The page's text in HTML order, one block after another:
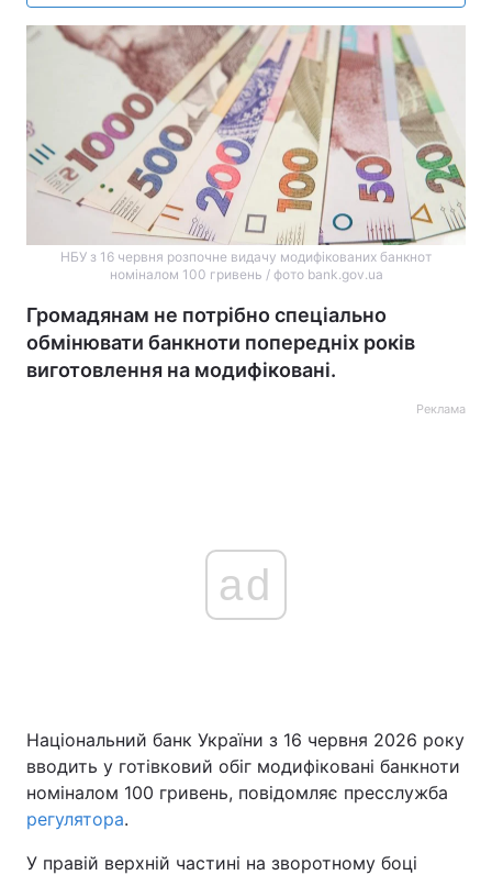
НБУ з 16 червня розпочне видачу модифікованих банкнот
номіналом 100 гривень / фото bank.gov.ua
Громадянам не потрібно спеціально
обмінювати банкноти попередніх років
виготовлення на модифіковані.
Реклама
ad
Національний банк України з 16 червня 2026 року
вводить у готівковий обіг модифіковані банкноти
номіналом 100 гривень, повідомляє пресслужба
регулятора.
У правій верхній частині на зворотному боці